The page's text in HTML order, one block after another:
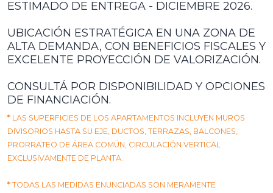
ESTIMADO DE ENTREGA - DICIEMBRE 2026.
UBICACIÓN ESTRATÉGICA EN UNA ZONA DE
ALTA DEMANDA, CON BENEFICIOS FISCALES Y
EXCELENTE PROYECCIÓN DE VALORIZACIÓN.
CONSULTÁ POR DISPONIBILIDAD Y OPCIONES
DE FINANCIACIÓN.
* LAS SUPERFICIES DE LOS APARTAMENTOS INCLUYEN MUROS
DIVISORIOS HASTA SU EJE, DUCTOS, TERRAZAS, BALCONES,
PRORRATEO DE ÁREA COMÚN, CIRCULACIÓN VERTICAL
EXCLUSIVAMENTE DE PLANTA.
* TODAS LAS MEDIDAS ENUNCIADAS SON MERAMENTE